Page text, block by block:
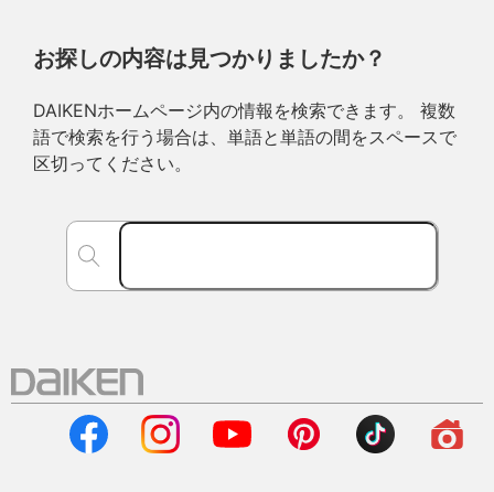
お探しの内容は見つかりましたか？
DAIKENホームページ内の情報を検索できます。 複数
語で検索を行う場合は、単語と単語の間をスペースで
区切ってください。